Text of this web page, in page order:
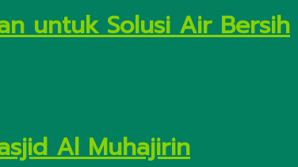
untuk Solusi Air Bersih
Al Muhajirin